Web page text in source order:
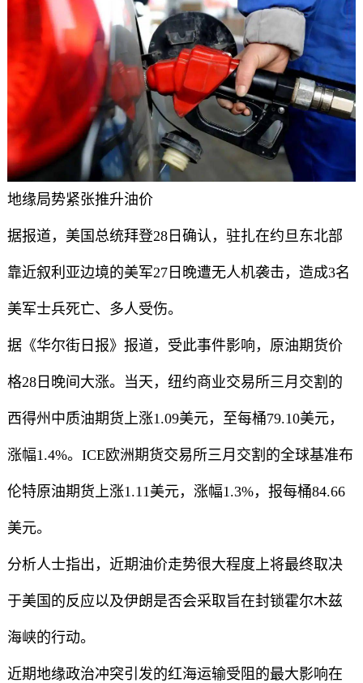
地缘局势紧张推升油价
据报道，美国总统拜登28日确认，驻扎在约旦东北部
靠近叙利亚边境的美军27日晚遭无人机袭击，造成3名
美军士兵死亡、多人受伤。
据《华尔街日报》报道，受此事件影响，原油期货价
格28日晚间大涨。当天，纽约商业交易所三月交割的
西得州中质油期货上涨1.09美元，至每桶79.10美元，
涨幅1.4%。ICE欧洲期货交易所三月交割的全球基准布
伦特原油期货上涨1.11美元，涨幅1.3%，报每桶84.66
美元。
分析人士指出，近期油价走势很大程度上将最终取决
于美国的反应以及伊朗是否会采取旨在封锁霍尔木兹
海峡的行动。
近期地缘政治冲突引发的红海运输受阻的最大影响在